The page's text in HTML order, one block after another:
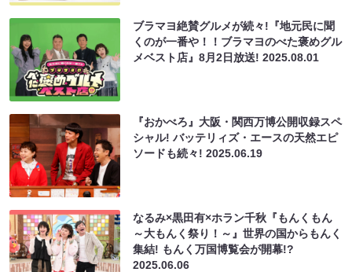
ブラマヨ絶賛グルメが続々!『地元民に聞
くのが一番や！！ブラマヨのべた褒めグル
メベスト店』8月2日放送!2025.08.01
『おかべろ』大阪・関西万博公開収録スペ
シャル! バッテリィズ・エースの天然エピ
ソードも続々!2025.06.19
なるみ×黒田有×ホラン千秋『もんくもん
～大もんく祭り！～』世界の国からもんく
集結! もんく万国博覧会が開幕!?
2025.06.06